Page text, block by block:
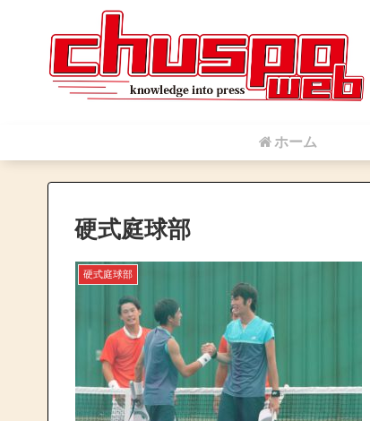
ホーム
硬式庭球部
硬式庭球部